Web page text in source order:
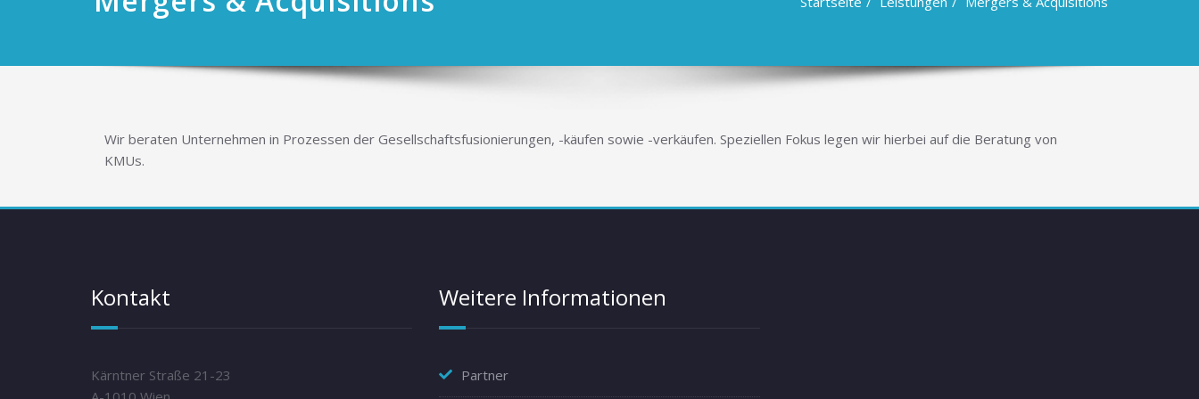
Wir beraten Unternehmen in Prozessen der Gesellschaftsfusionierungen, -käufen sowie -verkäufen. Speziellen Fokus legen wir hierbei auf die Beratung von
KMUs.
Kontakt
Kärntner Straße 21-23
Weitere Informationen
Partner